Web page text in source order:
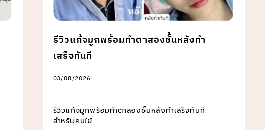
รีวิวแก้จมูกพร้อมทำตาสองชั้นหลังทำ
เสร็จทันที
03/08/2026
รีวิวแก้จมูกพร้อมทำตาสองชั้นหลังทำเสร็จทันที
สำหรับคนไข้